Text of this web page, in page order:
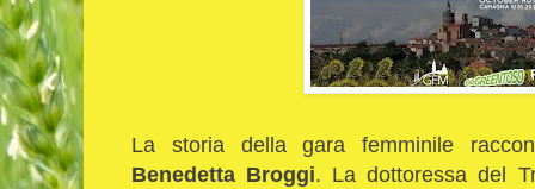
La storia della gara femminile
Benedetta Broggi. La dottoressa del